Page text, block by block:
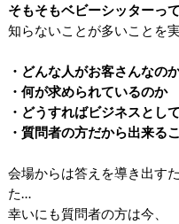
そもそもベビーシッターっ
知らないことが多いことを
・どんな人がお客さんなの
・何が求められているのか
・どうすればビジネスとし
・質問者の方だから出来る
会場からは答えを導き出す
た…
幸いにも質問者の方は今、